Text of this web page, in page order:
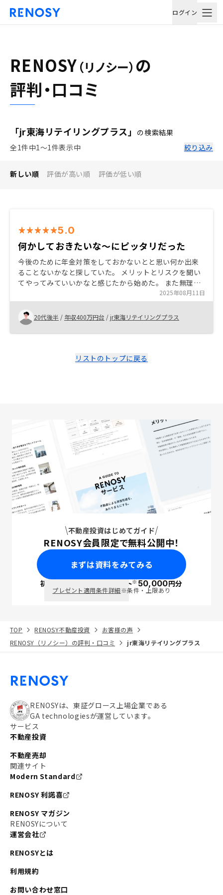
ログイン
RENOSY （リノシー） の
評判・口コミ
「jr東海リテイリングプラス」 の検索結果
全1件中1〜1件表示中
絞り込み
新しい順 評価が高い順 評価が低い順
5.0
何かしておきたいな〜にピッタリだった
今後のために年金対策をしておかないとと思い何か出来
ることないかなと探していた。 メリットとリスクを聞い
てやってみていいかなと感じたから始めた。 また無理な
く始められそうだったので、この機会にと思い始めてみ
た。
2025年08月11日
20代後半 / 年収400万円台 /jr東海リテイリングプラス
リストのトップに戻る
不動産投資はじめてガイド
RENOSY会員限定で無料公開中！
まずは資料をみてみる
初回面談で ポイント※50,000円分
プレゼント適用条件詳細※条件・上限あり
TOP RENOSY不動産投資
お客様の声
RENOSY（リノシー）の評判・口コミ
jr東海リテイリングプラス
RENOSYは、東証グロース上場企業である
GA technologiesが運営しています。
サービス
不動産投資
不動産売却
関連サイト
Modern Standard
RENOSY 利諾喜
RENOSY マガジン
RENOSYについて
運営会社
RENOSYとは
利用規約
お問い合わせ窓口